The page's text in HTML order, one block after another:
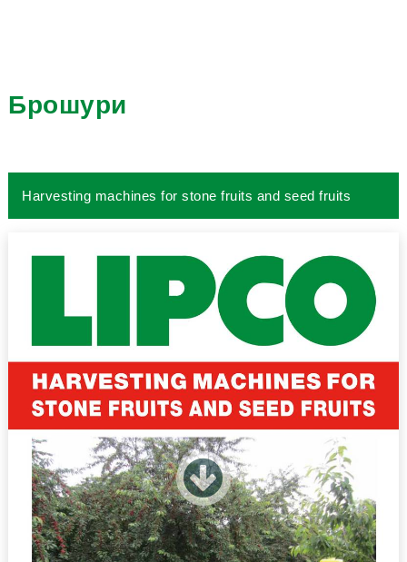
Брошури
Harvesting machines for stone fruits and seed fruits